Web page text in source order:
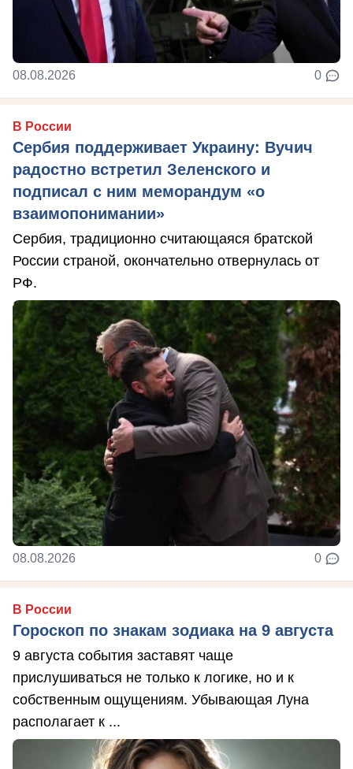
08.08.2026 0
В России
Сербия поддерживает Украину: Вучич
радостно встретил Зеленского и
подписал с ним меморандум «о
взаимопонимании»
Сербия, традиционно считающаяся братской
России страной, окончательно отвернулась от
РФ.
08.08.2026 0
В России
Гороскоп по знакам зодиака на 9 августа
9 августа события заставят чаще
прислушиваться не только к логике, но и к
собственным ощущениям. Убывающая Луна
располагает к ...